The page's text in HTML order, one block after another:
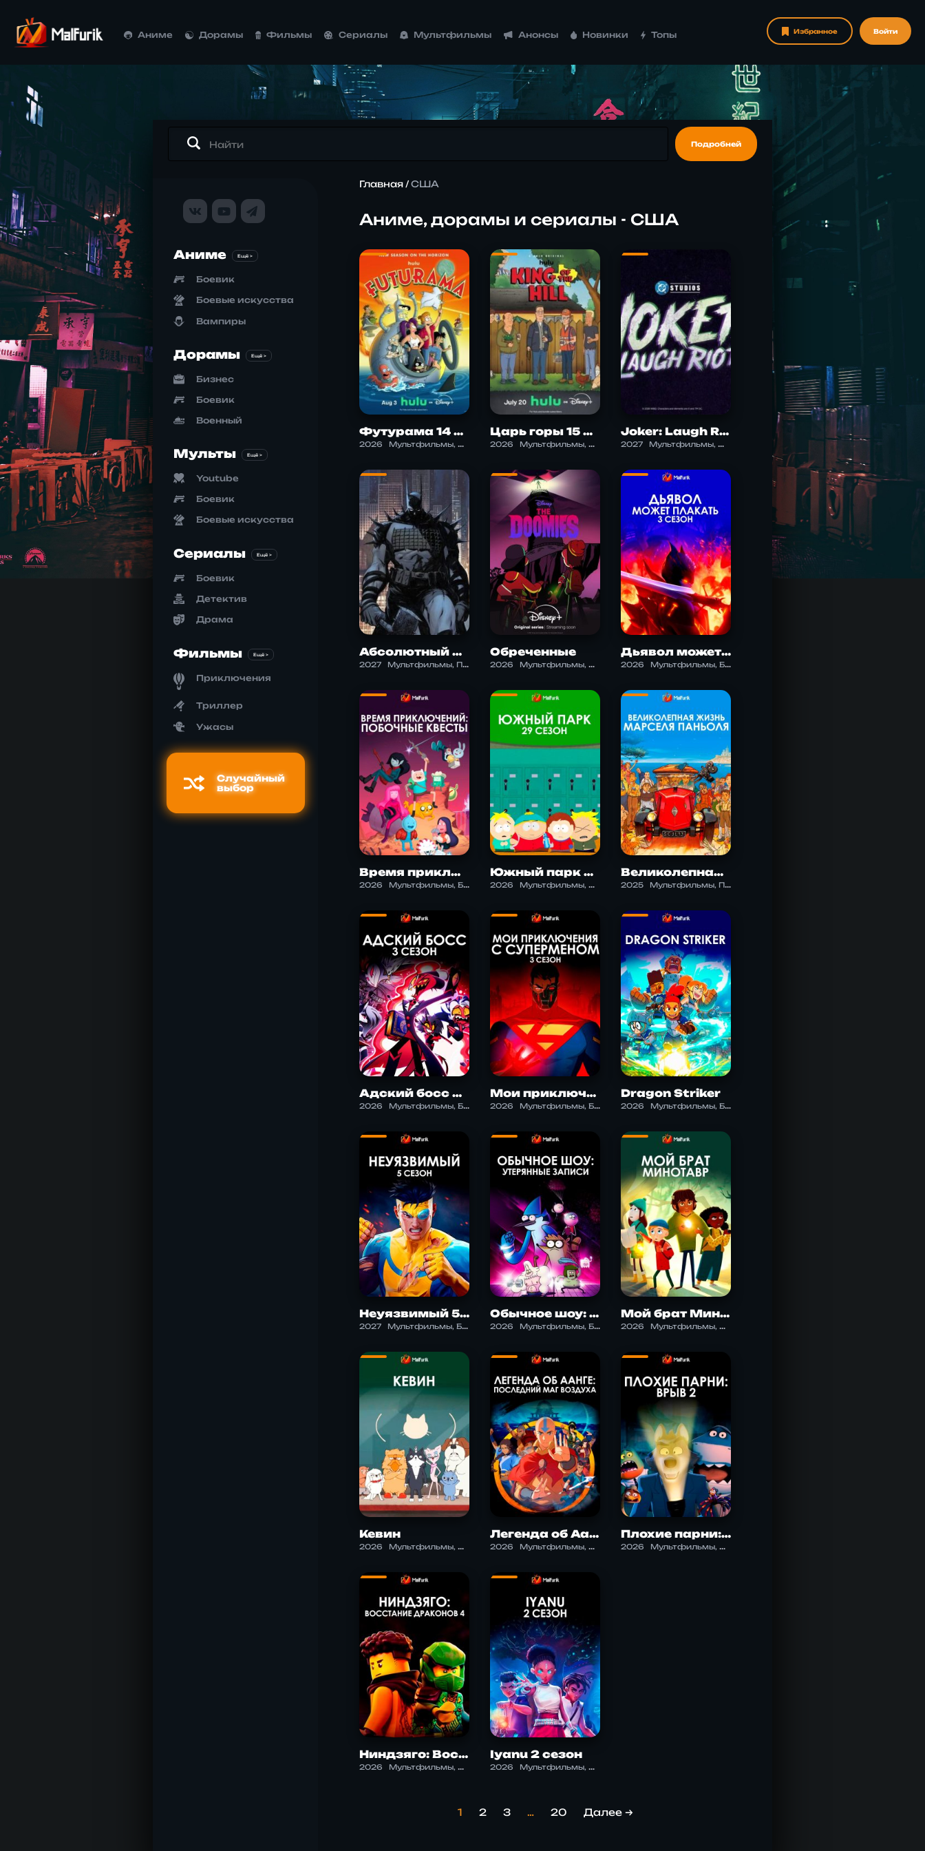
Аниме Дорамы Фильмы Сериалы Мультфильмы Анонсы Новинки Топы Избранное Войти
Подробней
Аниме Ещё >
Боевик
Боевые искусства
Вампиры
Дорамы Ещё >
Бизнес
Боевик
Военный
Мульты Ещё >
Youtube
Боевик
Боевые искусства
Сериалы Ещё >
Боевик
Детектив
Драма
Фильмы Ещё >
Приключения
Триллер
Ужасы
Случайный
выбор
Главная/США
Аниме, дорамы и сериалы - США
Футурама 14 Сезон
2026 Мультфильмы, Комедия, Приключения, Фантастика
Царь горы 15 сезон
2026 Мультфильмы, Комедия
Joker: Laugh Riot
2027 Мультфильмы, Фантастика
Абсолютный Бэтмен
2027 Мультфильмы, Приключения, Фантастика
Обреченные
2026 Мультфильмы, Комедия, Приключения, Ужасы, Фантастика
Дьявол может плакать 3 сезон
2026 Мультфильмы, Боевик, Детектив, Приключения, Фэнтези
Время приключений: Побочные квесты
2026 Мультфильмы, Боевик, Комедия, Приключения, Фэнтези
Южный парк 29 сезон
2026 Мультфильмы, Комедия
Великолепная жизнь Марселя Паньоля
2025 Мультфильмы, Повседневность
Адский босс 3 сезон
2026 Мультфильмы, Боевик, Драма, Комедия, Криминал, Ужасы, Фантастика, Фэнтези
Мои приключения с Суперменом 3 сезон
2026 Мультфильмы, Боевик, Комедия, Приключения, Семейный, Фантастика, Фэнтези
Dragon Striker
2026 Мультфильмы, Боевик, Драма, Комедия, Приключения, Семейный, Фантастика, Фэнтези
Неуязвимый 5 сезон
2027 Мультфильмы, Боевик, Драма, Приключения, Фантастика, Фэнтези, Экшен
Обычное шоу: Утерянные записи
2026 Мультфильмы, Боевик, Драма, Комедия, Приключения, Семейный, Фантастика, Фэнтези
Мой брат Минотавр
2026 Мультфильмы, Фантастика
Кевин
2026 Мультфильмы, Комедия
Легенда об Аанге: Последний маг воздуха
2026 Мультфильмы, Приключения, Фэнтези, Экшен
Плохие парни: Врыв 2
2026 Мультфильмы, Комедия, Криминал, Приключения, Семейный
Ниндзяго: Восстание драконов 4
2026 Мультфильмы, Приключения, Экшен
Iyanu 2 сезон
2026 Мультфильмы, Приключения
1 2 3 … 20 Далее →